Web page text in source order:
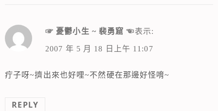
☞ 憂鬱小生 ~ 裴勇窟 ☜表示:
2007 年 5 月 18 日上午 11:07
疔子呀~擠出來也好哩~不然硬在那邊好怪唷~
REPLY